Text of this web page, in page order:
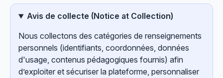
Avis de collecte (Notice at Collection)
Nous collectons des catégories de renseignements
personnels (identifiants, coordonnées, données
d'usage, contenus pédagogiques fournis) afin
d’exploiter et sécuriser la plateforme, personnaliser